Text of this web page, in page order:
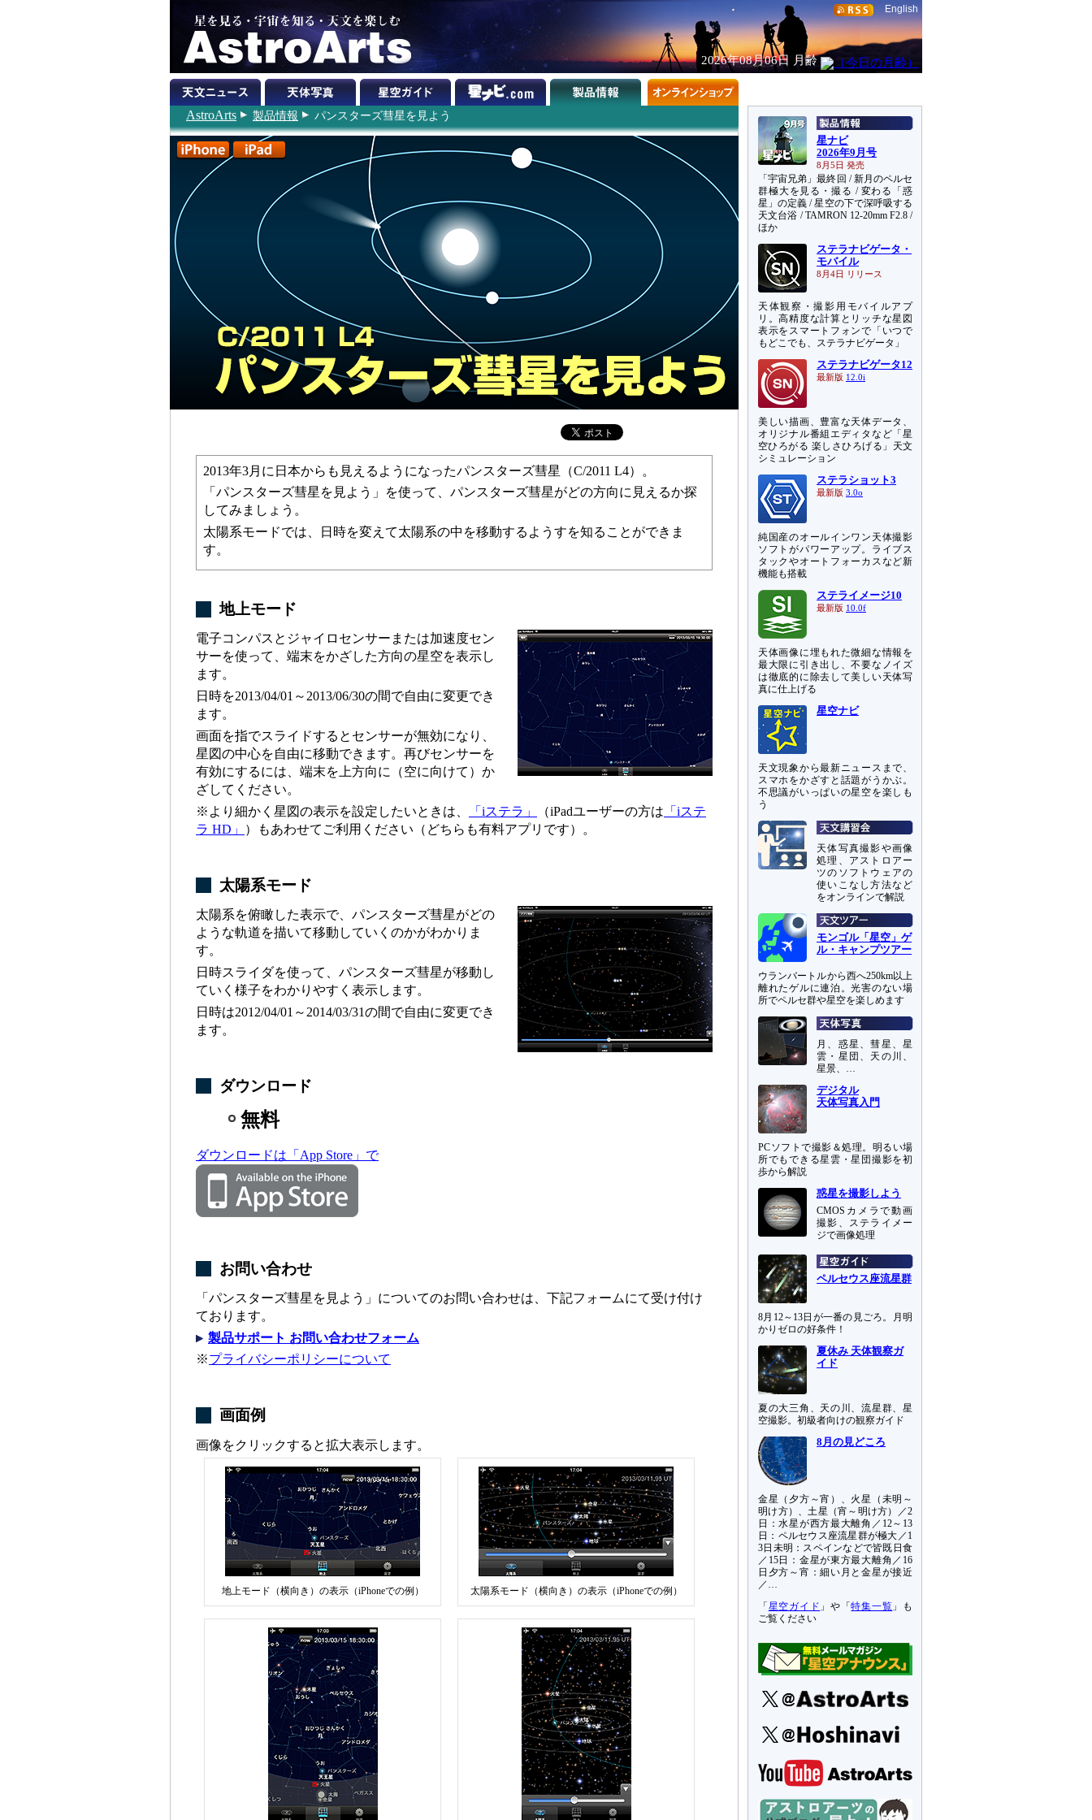
English
2026年08月06日 月齢
AstroArts 製品情報 パンスターズ彗星を見よう
2013年3月に日本からも見えるようになったパンスターズ彗星（C/2011 L4）。
「パンスターズ彗星を見よう」を使って、パンスターズ彗星がどの方向に見えるか探
してみましょう。
太陽系モードでは、日時を変えて太陽系の中を移動するようすを知ることができま
す。
地上モード
電子コンパスとジャイロセンサーまたは加速度セン
サーを使って、端末をかざした方向の星空を表示し
ます。
日時を2013/04/01～2013/06/30の間で自由に変更でき
ます。
画面を指でスライドするとセンサーが無効になり、
星図の中心を自由に移動できます。再びセンサーを
有効にするには、端末を上方向に（空に向けて）か
ざしてください。
※より細かく星図の表示を設定したいときは、
「iステラ」 （iPadユーザーの方は 「iステ
ラ HD」
）もあわせてご利用ください（どちらも有料アプリです）。
太陽系モード
太陽系を俯瞰した表示で、パンスターズ彗星がどの
ような軌道を描いて移動していくのかがわかりま
す。
日時スライダを使って、パンスターズ彗星が移動し
ていく様子をわかりやすく表示します。
日時は2012/04/01～2014/03/31の間で自由に変更でき
ます。
ダウンロード
無料
ダウンロードは「App Store」で
お問い合わせ
「パンスターズ彗星を見よう」についてのお問い合わせは、下記フォームにて受け付け
ております。
製品サポート お問い合わせフォーム
※プライバシーポリシーについて
画面例
画像をクリックすると拡大表示します。
地上モード（横向き）の表示（iPhoneでの例） 太陽系モード（横向き）の表示（iPhoneでの例）
星ナビ
2026年9月号
8月5日 発売
「宇宙兄弟」最終回 / 新月のペルセ
群極大を見る・撮る / 変わる「惑
星」の定義 / 星空の下で深呼吸する
天文台浴 / TAMRON 12-20mm F2.8 /
ほか
ステラナビゲータ・
モバイル
8月4日 リリース
天体観察・撮影用モバイルアプ
リ。高精度な計算とリッチな星図
表示をスマートフォンで「いつで
もどこでも、ステラナビゲータ」
ステラナビゲータ12
最新版 12.0i
美しい描画、豊富な天体データ、
オリジナル番組エディタなど「星
空ひろがる 楽しさひろげる」天文
シミュレーション
ステラショット3
最新版 3.0o
純国産のオールインワン天体撮影
ソフトがパワーアップ。ライブス
タックやオートフォーカスなど新
機能も搭載
ステライメージ10
最新版 10.0f
天体画像に埋もれた微細な情報を
最大限に引き出し、不要なノイズ
は徹底的に除去して美しい天体写
真に仕上げる
星空ナビ
天文現象から最新ニュースまで、
スマホをかざすと話題がうかぶ。
不思議がいっぱいの星空を楽しも
う
天体写真撮影や画像
処理、アストロアー
ツのソフトウェアの
使いこなし方法など
をオンラインで解説
モンゴル「星空」ゲ
ル・キャンプツアー
ウランバートルから西へ250km以上
離れたゲルに連泊。光害のない場
所でペルセ群や星空を楽しめます
月、惑星、彗星、星
雲・星団、天の川、
星景、…
デジタル
天体写真入門
PCソフトで撮影＆処理。明るい場
所でもできる星雲・星団撮影を初
歩から解説
惑星を撮影しよう
CMOSカメラで動画
撮影、ステライメー
ジで画像処理
ペルセウス座流星群
8月12～13日が一番の見ごろ。月明
かりゼロの好条件！
夏休み 天体観察ガ
イド
夏の大三角、天の川、流星群、星
空撮影。初級者向けの観察ガイド
8月の見どころ
金星（夕方～宵）、火星（未明～
明け方）、土星（宵～明け方）／2
日：水星が西方最大離角／12～13
日：ペルセウス座流星群が極大／1
3日未明：スペインなどで皆既日食
／15日：金星が東方最大離角／16
日夕方～宵：細い月と金星が接近
／…
「 星空ガイド 」や「特集一覧 」も
ご覧ください